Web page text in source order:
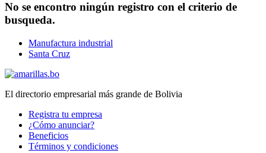
No se encontro ningún registro con el criterio de
busqueda.
Manufactura industrial
Santa Cruz
El directorio empresarial más grande de Bolivia
Registra tu empresa
¿Cómo anunciar?
Beneficios
Términos y condiciones